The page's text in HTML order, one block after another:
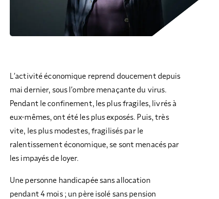
L’activité économique reprend doucement depuis
mai dernier, sous l’ombre menaçante du virus.
Pendant le confinement, les plus fragiles, livrés à
eux-mêmes, ont été les plus exposés. Puis, très
vite, les plus modestes, fragilisés par le
ralentissement économique, se sont menacés par
les impayés de loyer.
Une personne handicapée sans allocation
pendant 4 mois ; un père isolé sans pension